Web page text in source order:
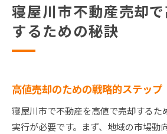
寝屋川市不動産売却
するための秘訣
高値売却のための戦略的ステップ
寝屋川市で不動産を高値で売却するた
実行が必要です。まず、地域の市場動